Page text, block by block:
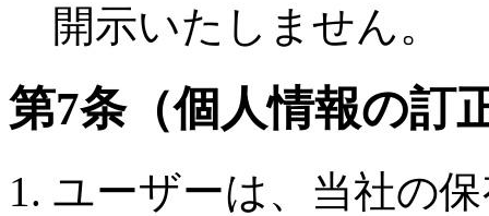
開示いたしません。
第7条（個人情報の訂
ユーザーは、当社の